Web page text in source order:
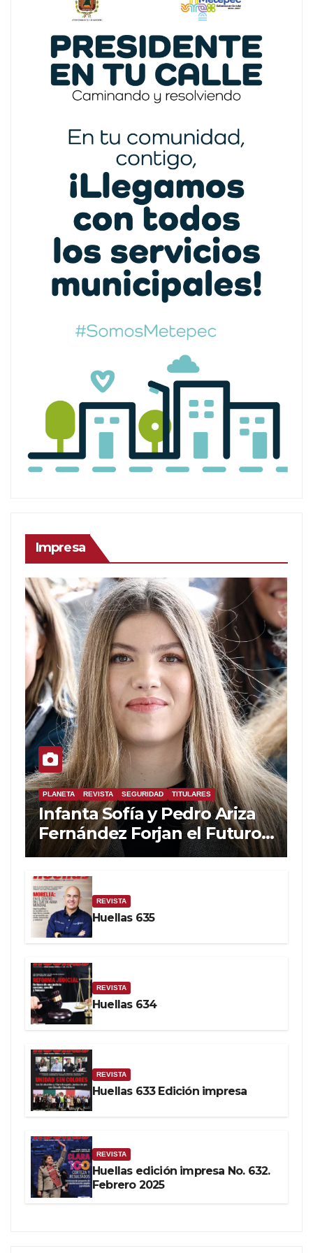
Impresa
PLANETA REVISTA SEGURIDAD TITULARES
Infanta Sofía y Pedro Ariza
Fernández Forjan el Futuro
de la Soberanía Real
REVISTA
Huellas 635
REVISTA
Huellas 634
REVISTA
Huellas 633 Edición impresa
REVISTA
Huellas edición impresa No. 632.
Febrero 2025